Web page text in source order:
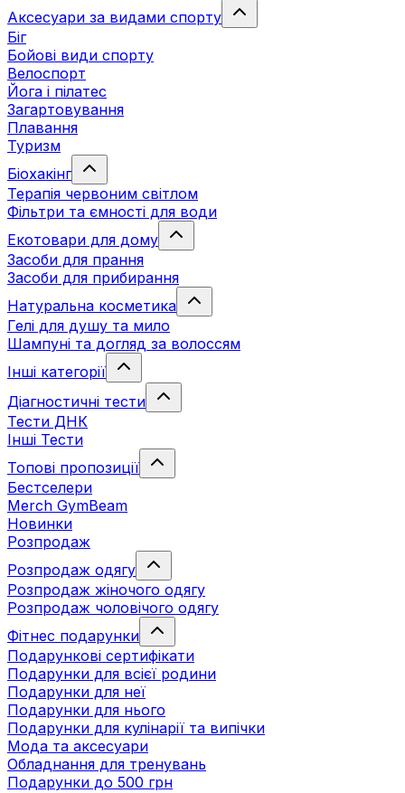
Аксесуари за видами спорту
Біг
Бойові види спорту
Велоспорт
Йога і пілатес
Загартовування
Плавання
Туризм
Біохакінг
Терапія червоним світлом
Фільтри та ємності для води
Екотовари для дому
Засоби для прання
Засоби для прибирання
Натуральна косметика
Гелі для душу та мило
Шампуні та догляд за волоссям
Інші категорії
Діагностичні тести
Тести ДНК
Інші Тести
Топові пропозиції
Бестселери
Merch GymBeam
Новинки
Розпродаж
Розпродаж одягу
Розпродаж жіночого одягу
Розпродаж чоловічого одягу
Фітнес подарунки
Подарункові сертифікати
Подарунки для всієї родини
Подарунки для неї
Подарунки для нього
Подарунки для кулінарії та випічки
Мода та аксесуари
Обладнання для тренувань
Подарунки до 500 грн